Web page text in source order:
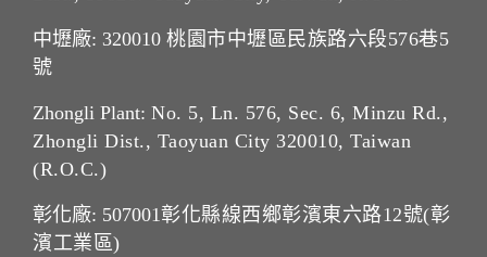
中壢廠: 320010 桃園市中壢區民族路六段576巷5
號
Zhongli Plant: No. 5, Ln. 576, Sec. 6, Minzu Rd.,
Zhongli Dist., Taoyuan City 320010, Taiwan
(R.O.C.)
彰化廠: 507001彰化縣線西鄉彰濱東六路12號(彰
濱工業區)